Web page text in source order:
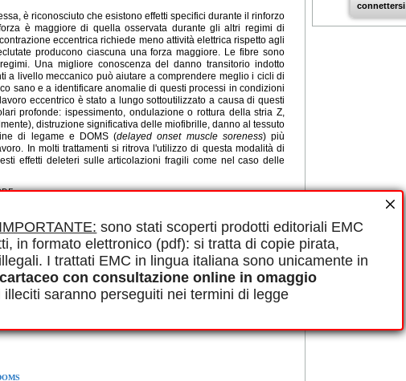
sono stati scoperti prodotti editoriali EMC
in formato elettronico (pdf): si tratta di copie pirata,
I trattati EMC in lingua italiana sono unicamente in
con consultazione online in omaggio
illeciti saranno perseguiti nei termini di legge
è riconosciuto che esistono effetti specifici durante il rinforzo
è maggiore di quella osservata durante gli altri regimi di
eccentrica richiede meno attività elettrica rispetto agli
producono ciascuna una forza maggiore. Le fibre sono
Una migliore conoscenza del danno transitorio indotto
a livello meccanico può aiutare a comprendere meglio i cicli di
sano e a identificare anomalie di questi processi in condizioni
eccentrico è stato a lungo sottoutilizzato a causa di questi
profonde: ispessimento, ondulazione o rottura della stria Z,
distruzione significativa delle miofibrille, danno al tessuto
di legame e DOMS (delayed onset muscle soreness) più
In molti trattamenti si ritrova l'utilizzo di questa modalità di
effetti deleteri sulle articolazioni fragili come nel caso delle
Ricostruzione proteica, Rieducazione multipla, DOMS
connettersi